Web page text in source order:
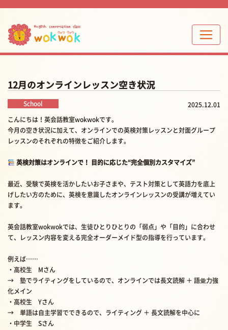
12月のオンラインレッスン空き状況
School 2025.12.01
こんにちは！英会話教室wokwokです。
今月の空き状況に加えて、オンラインでの英検対策レッスンと対面グループ
レッスンのそれぞれの特徴をご紹介します。
英検対策はオンラインで！ 目的に応じた“完全個別カスタマイズ”
最近、受験で英検を活かしたいお子さまや、テスト対策として英語力を底上
げしたい方のために、英検を意識したオンラインレッスンの受講が増えてい
ます。
英会話教室wokwokでは、生徒ひとりひとりの「弱点」や「目的」に合わせ
て、レッスン内容を変える完全オーダーメイド型の指導を行っています。
例えば……
・高校生 Mさん
→ 塾でライティングをしているので、オンラインでは長文読解 ＋ 語彙力強
化メイン
・高校生 Yさん
→ 単語は自主学習でできるので、ライティング ＋ 長文読解を中心に
・中学生 Sさん